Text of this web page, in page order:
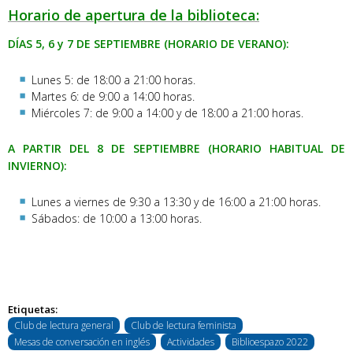
Horario de apertura de la biblioteca:
DÍAS 5, 6 y 7 DE SEPTIEMBRE (HORARIO DE VERANO):
Lunes 5: de 18:00 a 21:00 horas.
Martes 6: de 9:00 a 14:00 horas.
Miércoles 7: de 9:00 a 14:00 y de 18:00 a 21:00 horas.
A PARTIR DEL 8 DE SEPTIEMBRE (HORARIO HABITUAL DE
INVIERNO):
Lunes a viernes de 9:30 a 13:30 y de 16:00 a 21:00 horas.
Sábados: de 10:00 a 13:00 horas.
Etiquetas:
Club de lectura general
Club de lectura feminista
Mesas de conversación en inglés
Actividades Biblioespazo 2022